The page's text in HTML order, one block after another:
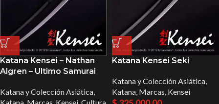
Katana Kensei – Nathan
Algren – Ultimo Samurai
Katana y Colección Asiática,
Katana Kensei Seki
Katana y Colección Asiática,
Katana, Marcas, Kensei